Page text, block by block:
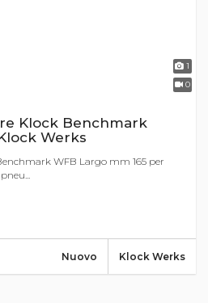
1
0
Klock Benchmark
Werks
WFB Largo mm 165 per
Klock Werks
Nuovo